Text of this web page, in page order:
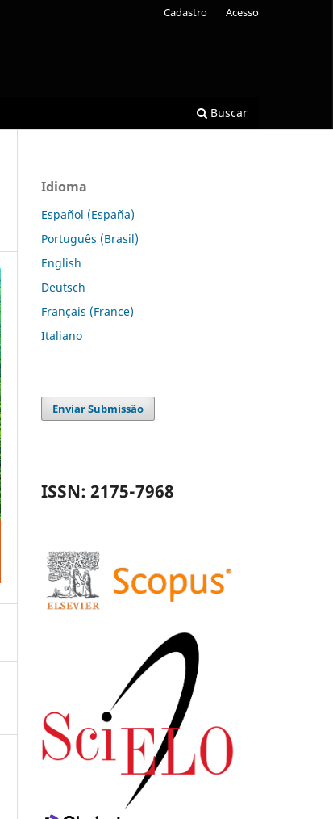
Buscar
Cadastro Acesso
Idioma
Español (España)
Português (Brasil)
English
Deutsch
Français (France)
Italiano
Enviar Submissão
ISSN: 2175-7968